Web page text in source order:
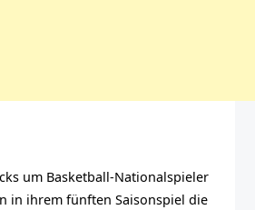
um Basketball-Nationalspieler
in ihrem fünften Saisonspiel die